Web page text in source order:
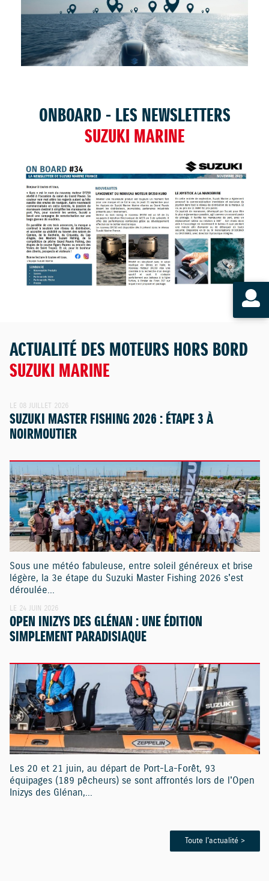
TROUVER UNE CONCESSION
ONBOARD - LES NEWSLETTERS
SUZUKI MARINE
ACTUALITÉ DES MOTEURS HORS BORD
SUZUKI MARINE
LE 08 JUILLET 2026
SUZUKI MASTER FISHING 2026 : ÉTAPE 3 À
NOIRMOUTIER
Sous une météo fabuleuse, entre soleil généreux et brise
légère, la 3e étape du Suzuki Master Fishing 2026 s'est
déroulée...
LE 24 JUIN 2026
OPEN INIZYS DES GLÉNAN : UNE ÉDITION
SIMPLEMENT PARADISIAQUE
Les 20 et 21 juin, au départ de Port-La-Forêt, 93
équipages (189 pêcheurs) se sont affrontés lors de l'Open
Inizys des Glénan,...
Toute l'actualité >